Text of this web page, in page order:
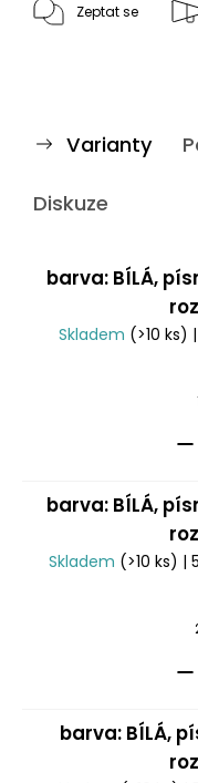
Zeptat se
Varianty
Diskuze
barva: BÍLÁ,
Skladem (>10 ks)
barva: BÍLÁ,
Skladem (>10 ks) |
barva: BÍLÁ,